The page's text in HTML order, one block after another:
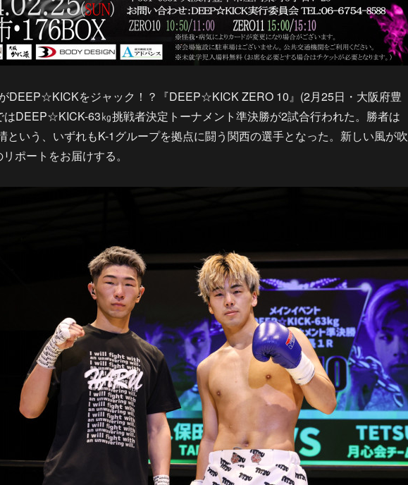
DEEP☆KICKをジャック！？『DEEP☆KICK ZERO 10』(2月25日・大阪府豊
はDEEP☆KICK-63㎏挑戦者決定トーナメント準決勝が2試合行われた。勝者は
という、いずれもK-1グループを拠点に闘う関西の選手となった。新しい風が吹
ポートをお届けする。